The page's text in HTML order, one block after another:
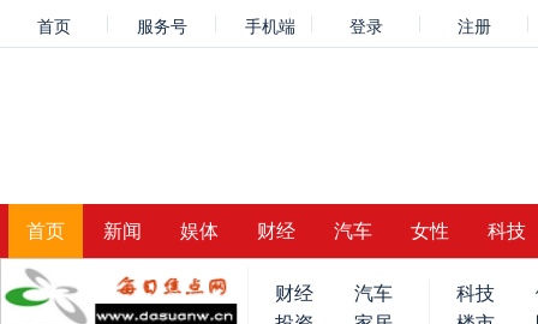
首页 服务号 手机端 登录 注册
首页 新闻 娱体 财经 汽车 女性 科技
财经
汽车
科技